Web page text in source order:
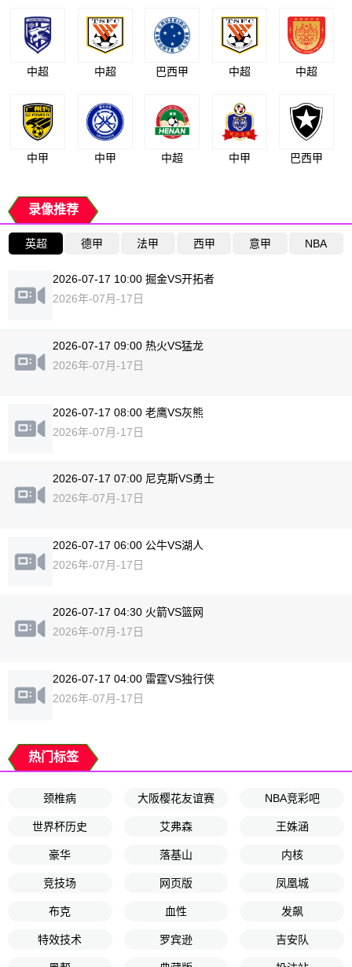
中超 中超 巴西甲 中超 中超
中甲 中甲 中超 中甲 巴西甲
录像推荐
英超 德甲 法甲 西甲 意甲 NBA
2026-07-17 10:00 掘金VS开拓者
2026年-07月-17日
2026-07-17 09:00 热火VS猛龙
2026年-07月-17日
2026-07-17 08:00 老鹰VS灰熊
2026年-07月-17日
2026-07-17 07:00 尼克斯VS勇士
2026年-07月-17日
2026-07-17 06:00 公牛VS湖人
2026年-07月-17日
2026-07-17 04:30 火箭VS篮网
2026年-07月-17日
2026-07-17 04:00 雷霆VS独行侠
2026年-07月-17日
热门标签
颈椎病 大阪樱花友谊赛 NBA竞彩吧
世界杯历史 艾弗森 王姝涵
豪华 落基山 内核
竞技场 网页版 凤凰城
布克 血性 发飙
特效技术 罗宾逊 吉安队